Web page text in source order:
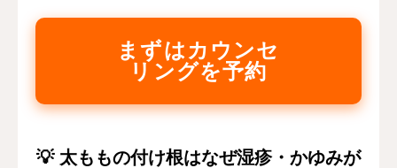
まずはカウンセ
リングを予約
💡 太ももの付け根はなぜ湿疹・かゆみが